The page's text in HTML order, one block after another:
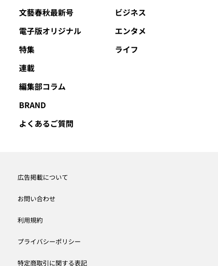
文藝春秋最新号
電子版オリジナル
特集
連載
編集部コラム
BRAND
よくあるご質問
ビジネス
エンタメ
ライフ
広告掲載について
お問い合わせ
利用規約
プライバシーポリシー
特定商取引に関する表記